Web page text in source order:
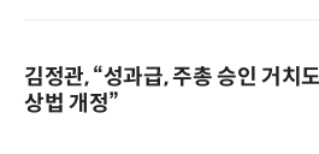
김정관, “성과급, 주총 승인 거치
상법 개정”